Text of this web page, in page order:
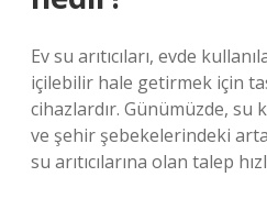
Ev su arıtıcıları, evde
içilebilir hale getirmek için
cihazlardır. Günümüzde, su
ve şehir şebekelerindeki
su arıtıcılarına olan talep